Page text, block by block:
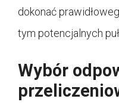
dokonać
tym potencjalnych
Wybór